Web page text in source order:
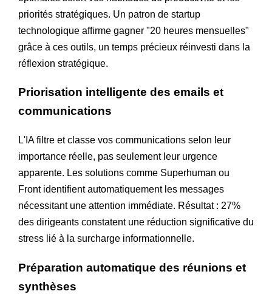
priorités stratégiques. Un patron de startup
technologique affirme gagner "20 heures mensuelles"
grâce à ces outils, un temps précieux réinvesti dans la
réflexion stratégique.
Priorisation intelligente des emails et
communications
L'IA filtre et classe vos communications selon leur
importance réelle, pas seulement leur urgence
apparente. Les solutions comme Superhuman ou
Front identifient automatiquement les messages
nécessitant une attention immédiate. Résultat : 27%
des dirigeants constatent une réduction significative du
stress lié à la surcharge informationnelle.
Préparation automatique des réunions et
synthèses